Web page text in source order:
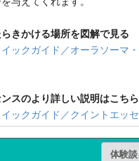
きかける場所を図解で見る
ックガイド／オーラソーマ
スのより詳しい説明はこちら
ックガイド／クイントエッ
体験